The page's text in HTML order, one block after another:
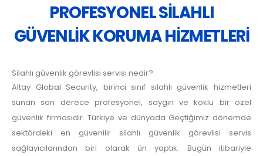
PROFESYONEL SİLAHLI
GÜVENLİK KORUMA HİZMETLERİ
Silahlı güvenlik görevlisi servisi nedir?
Altay Global Security, birinci sınıf silahlı güvenlik hizmetleri
sunan son derece profesyonel, saygın ve köklü bir özel
güvenlik firmasıdır. Türkiye ve dünyada Geçtiğimiz dönemde
sektördeki en güvenilir silahlı güvenlik görevlisi servis
sağlayıcılarından biri olarak ün yaptık. Bugün itibariyle